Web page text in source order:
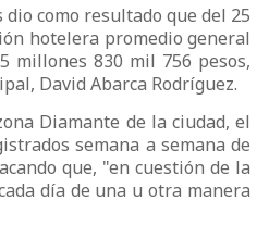
como resultado que del 25
hotelera promedio general
millones 830 mil 756 pesos,
David Abarca Rodríguez.
Diamante de la ciudad, el
semana a semana de
que, "en cuestión de la
día de una u otra manera